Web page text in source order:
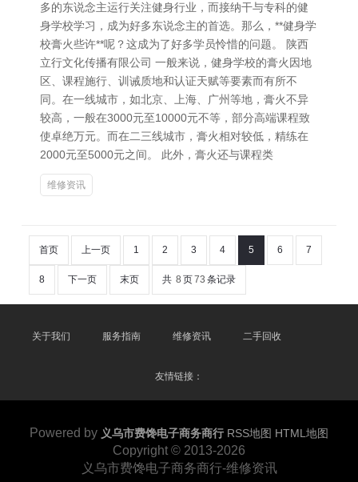
多的东说念主运行关注健身行业，而接纳干与专科的健
身学校学习，成为好多东说念主的首选。那么，**健身学
校膏火些许**呢？这成为了好多学员怜惜的问题。 陕西
立行文化传播有限公司 一般来说，健身学校的膏火因地
区、课程施行、训诫质地和认证天赋等要素而有所不
同。在一线城市，如北京、上海、广州等地，膏火不异
较高，一般在3000元至10000元不等，部分高端课程致
使卓绝万元。而在二三线城市，膏火相对较低，精练在
2000元至5000元之间。 此外，膏火还与课程类
维修资讯
首页 上一页 1 2 3 4 5 6 7
8 下一页 末页 共 8 页73 条记录
关于我们 服务指南 维修资讯 二手回收
友情链接：
Powered by 义乌市费馋电子商务商行 RSS地图 HTML地图
Copyright © 2013-2026
义乌市费馋电子商务商行-维修资讯